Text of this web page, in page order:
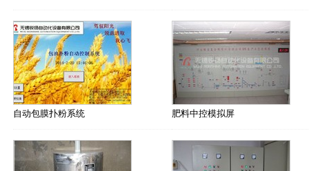
自动包膜扑粉系统 肥料中控模拟屏